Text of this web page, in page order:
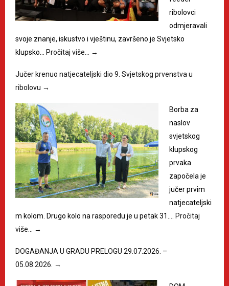
ribolovci
odmjeravali
svoje znanje, iskustvo i vještinu, završeno je Svjetsko
klupsko…
Pročitaj više… →
Jučer krenuo natjecateljski dio 9. Svjetskog prvenstva u
ribolovu →
Borba za
naslov
svjetskog
klupskog
prvaka
započela je
jučer prvim
natjecateljski
m kolom. Drugo kolo na rasporedu je u petak 31.…
Pročitaj
više…
→
DOGAĐANJA U GRADU PRELOGU 29.07.2026. –
05.08.2026. →